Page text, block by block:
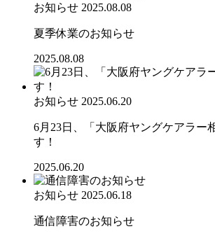
お知らせ 2025.08.08
夏季休業のお知らせ
2025.08.08
お知らせ 2025.06.20
6月23日、「大阪府ヤングケアラー
す！
2025.06.20
お知らせ 2025.06.18
通信障害のお知らせ